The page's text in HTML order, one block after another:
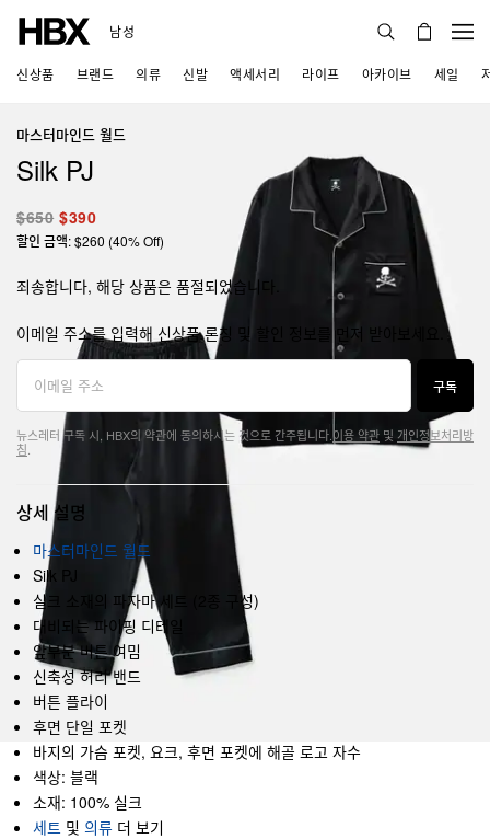
남성
신상품 브랜드 의류 신발 액세서리 라이프 아카이브 세일
마스터마인드 월드
Silk PJ
$650 $390
할인 금액: $260 (40% Off)
죄송합니다, 해당 상품은 품절되었습니다.
이메일 주소를 입력해 신상품 론칭 및 할인 정보를 먼저 받아보세요.
구독
뉴스레터 구독 시, HBX의 약관에 동의하시는 것으로 간주됩니다.이용 약관 및 개인정보처리방
침
상세 설명
마스터마인드 월드
Silk PJ
실크 소재의 파자마 세트 (2종 구성)
대비되는 파이핑 디테일
앞부분 버튼 여밈
신축성 허리 밴드
버튼 플라이
후면 단일 포켓
바지의 가슴 포켓, 요크, 후면 포켓에 해골 로고 자수
색상: 블랙
소재: 100% 실크
세트 및 의류 더 보기